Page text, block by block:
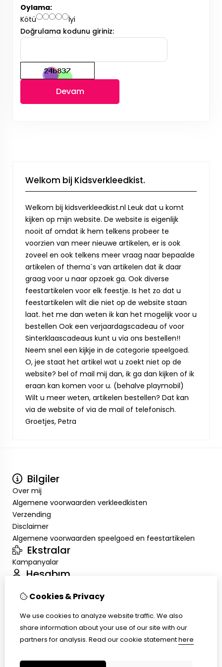
Oylama:
Kötü
İyi
Doğrulama kodunu giriniz:
Devam
Welkom bij Kidsverkleedkist.
Welkom bij kidsverkleedkist.nl Leuk dat u komt
kijken op mijn website. De website is eigenlijk
nooit af omdat ik hem telkens probeer te
voorzien van meer nieuwe artikelen, er is ook
zoveel en ook telkens meer vraag naar bepaalde
artikelen of thema`s van artikelen dat ik daar
graag voor u naar opzoek ga. Ook diverse
feestartikelen voor elk feestje. Is het zo dat u
feestartikelen wilt die niet op de website staan
laat. het me dan weten ik kan het mogelijk voor u
bestellen Ook een verjaardagscadeau of voor
Sinterklaascadeaus kunt u via ons bestellen!!
Neem snel een kijkje in de categorie speelgoed.
O, jee staat het artikel wat u zoekt niet op de
website? bel of mail mij dan, ik ga dan kijken of ik
eraan kan komen voor u. (behalve playmobil)
Wilt u meer weten, artikelen bestellen? Dat kan
via de website of via de mail of telefonisch.
Groetjes, Petra
Bilgiler
Over mij
Algemene voorwaarden verkleedkisten
Verzending
Disclaimer
Algemene voorwaarden speelgoed en feestartikelen
Ekstralar
Kampanyalar
Hesabım
Sipariş Geçmişim
Müşteri Servisi
Ürün İadesi
Cookies & Privacy
We use cookies to analyze website traffic. We also
share information about your use of our site with our
partners for analysis. Read our cookie statementhere